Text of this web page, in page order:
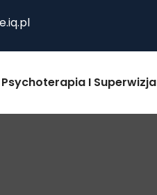
Psychoterapia I Superwizja